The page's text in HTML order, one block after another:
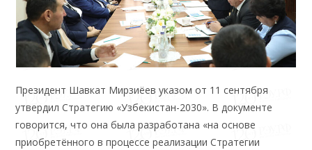
Президент Шавкат Мирзиёев указом от 11 сентября
утвердил Стратегию «Узбекистан-2030». В документе
говорится, что она была разработана «на основе
приобретённого в процессе реализации Стратегии